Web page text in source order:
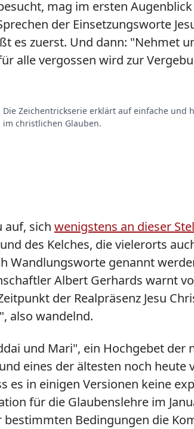
mag im ersten
der Einsetzungsworte
es zuerst. Und dann: "Nehmet
alle vergossen wird zur
Zeichentrickserie erklärt auf einfache
christlichen Glauben.
auf, sich wenigstens an dieser
des Kelches, die vielerorts
Wandlungsworte genannt
Albert Gerhards warnt
der Realpräsenz Jesu
also wandelnd.
und Mari", ein Hochgebet
eines der ältesten noch
es in einigen Versionen keine
für die Glaubenslehre im
Bedingungen die